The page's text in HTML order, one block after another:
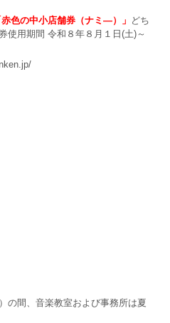
赤色の中小店舗券（ナミ―）」 どち
使用期間 令和８年８月１日(土)～
の間、音楽教室および事務所は夏